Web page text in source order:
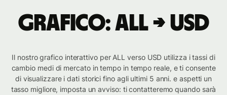
Grafico: ALL → USD
Il nostro grafico interattivo per ALL verso USD utilizza i tassi di
cambio medi di mercato in tempo in tempo reale, e ti consente
di visualizzare i dati storici fino agli ultimi 5 anni. e aspetti un
tasso migliore, imposta un avviso: ti contatteremo quando sarà